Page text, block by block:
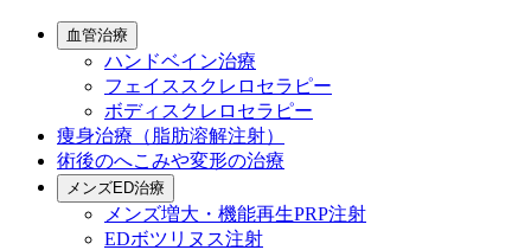
血管治療
ハンドベイン治療
フェイススクレロセラピー
ボディスクレロセラピー
痩身治療（脂肪溶解注射）
術後のへこみや変形の治療
メンズED治療
メンズ増大・機能再生PRP注射
EDボツリヌス注射